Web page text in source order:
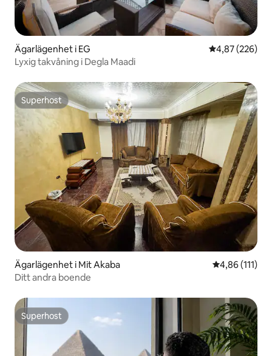
Ägarlägenhet i EG 4,87 av 5 i
4,87 (226)
Lyxig takvåning i Degla Maadi
Superhost
Superhost
Ägarlägenhet i Mit Akaba 4,86 av 5 i
4,86 (111)
Ditt andra boende
Superhost
Superhost